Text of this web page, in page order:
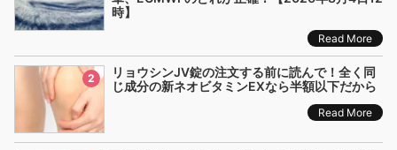
時】
Read More
2
リョウシンJV錠の注文する前に読んで！全く同
じ成分の新ネオビタミンEXなら半額以下だから
Read More